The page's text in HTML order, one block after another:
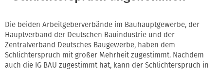
Die beiden Arbeitgeberverbände im Bauhauptgewerbe, der
Hauptverband der Deutschen Bauindustrie und der
Zentralverband Deutsches Baugewerbe, haben dem
Schlichterspruch mit großer Mehrheit zugestimmt. Nachdem
auch die IG BAU zugestimmt hat, kann der Schlichterspruch in